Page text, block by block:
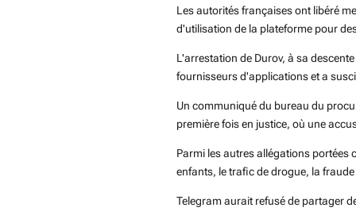
Les autorités françaises ont libéré
d'utilisation de la plateforme pour
L'arrestation de Durov, à sa
fournisseurs d'applications et a
Un communiqué du bureau du
première fois en justice, où une
Parmi les autres allégations portées
enfants, le trafic de drogue, la
Telegram aurait refusé de partager